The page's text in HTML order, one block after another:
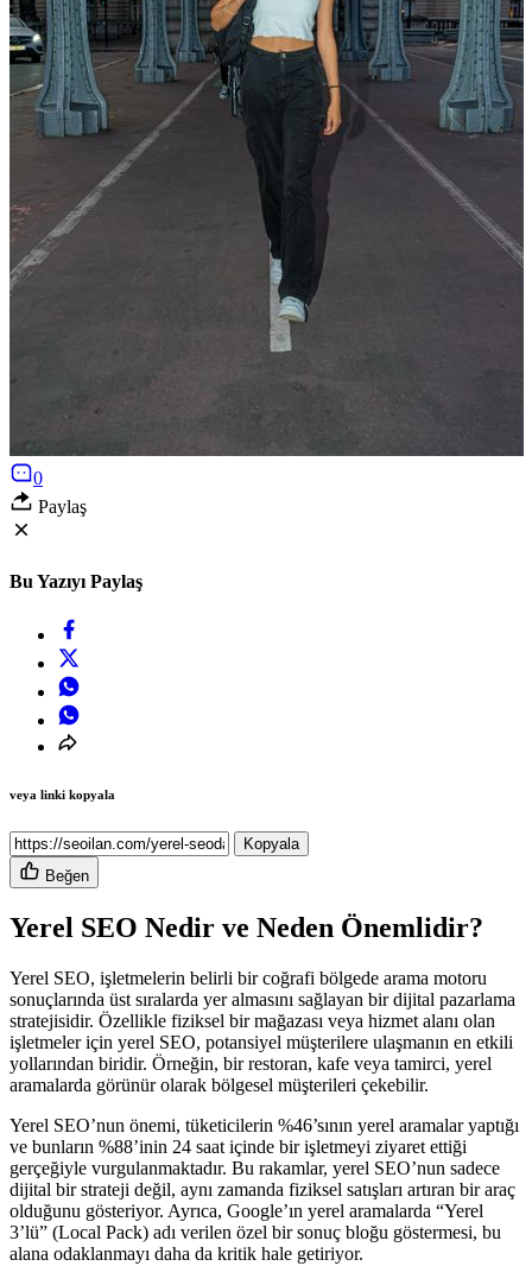
0
Paylaş
Bu Yazıyı Paylaş
veya linki kopyala
Kopyala
Beğen
Yerel SEO Nedir ve Neden Önemlidir?
Yerel SEO, işletmelerin belirli bir coğrafi bölgede arama motoru
sonuçlarında üst sıralarda yer almasını sağlayan bir dijital pazarlama
stratejisidir. Özellikle fiziksel bir mağazası veya hizmet alanı olan
işletmeler için yerel SEO, potansiyel müşterilere ulaşmanın en etkili
yollarından biridir. Örneğin, bir restoran, kafe veya tamirci, yerel
aramalarda görünür olarak bölgesel müşterileri çekebilir.
Yerel SEO’nun önemi, tüketicilerin %46’sının yerel aramalar yaptığı
ve bunların %88’inin 24 saat içinde bir işletmeyi ziyaret ettiği
gerçeğiyle vurgulanmaktadır. Bu rakamlar, yerel SEO’nun sadece
dijital bir strateji değil, aynı zamanda fiziksel satışları artıran bir araç
olduğunu gösteriyor. Ayrıca, Google’ın yerel aramalarda “Yerel
3’lü” (Local Pack) adı verilen özel bir sonuç bloğu göstermesi, bu
alana odaklanmayı daha da kritik hale getiriyor.